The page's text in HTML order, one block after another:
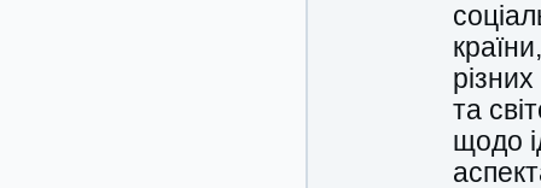
та
щодо